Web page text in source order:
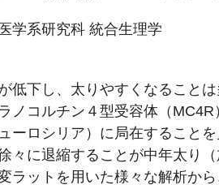
学系研究科 統合生理学
下し、太りやすくなること
ノコルチン４型受容体（
ーロシリア）に局在すること
々に退縮することが中年太り
ラットを用いた様々な解析か